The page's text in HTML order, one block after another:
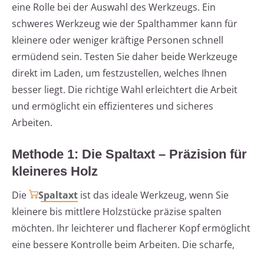
eine Rolle bei der Auswahl des Werkzeugs. Ein
schweres Werkzeug wie der Spalthammer kann für
kleinere oder weniger kräftige Personen schnell
ermüdend sein. Testen Sie daher beide Werkzeuge
direkt im Laden, um festzustellen, welches Ihnen
besser liegt. Die richtige Wahl erleichtert die Arbeit
und ermöglicht ein effizienteres und sicheres
Arbeiten.
Methode 1: Die Spaltaxt – Präzision für
kleineres Holz
Die Spaltaxt ist das ideale Werkzeug, wenn Sie
kleinere bis mittlere Holzstücke präzise spalten
möchten. Ihr leichterer und flacherer Kopf ermöglicht
eine bessere Kontrolle beim Arbeiten. Die scharfe,